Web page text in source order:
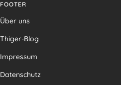
FOOTER
Über uns
Thiger-Blog
Impressum
Datenschutz